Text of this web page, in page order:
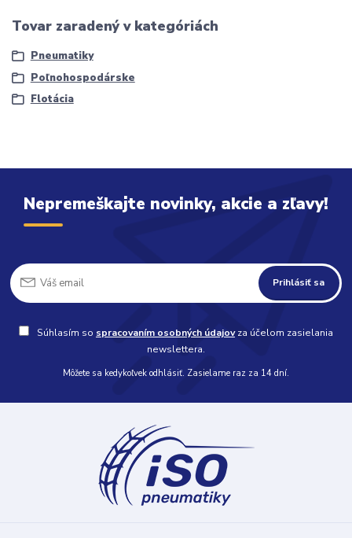
Tovar zaradený v kategóriách
Pneumatiky
Poľnohospodárske
Flotácia
Nepremeškajte novinky, akcie a zľavy!
Prihlásiť sa
Súhlasím so spracovaním osobných údajovza účelom zasielania
newslettera.
Môžete sa kedykoľvek odhlásiť. Zasielame raz za 14 dní.